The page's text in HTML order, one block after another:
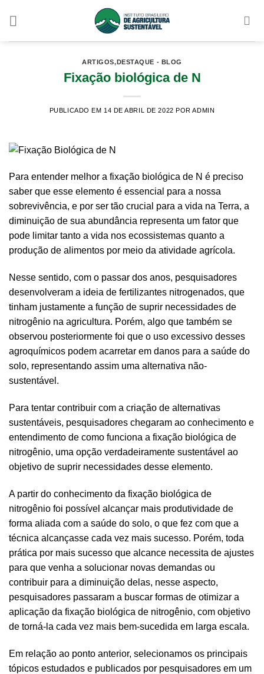
ARTIGOS,DESTAQUE - BLOG
Fixação biológica de N
PUBLICADO EM 14 DE ABRIL DE 2022 POR ADMIN
Para entender melhor a fixação biológica de N é preciso
saber que esse elemento é essencial para a nossa
sobrevivência, e por ser tão crucial para a vida na Terra, a
diminuição de sua abundância representa um fator que
pode limitar tanto a vida nos ecossistemas quanto a
produção de alimentos por meio da atividade agrícola.
Nesse sentido, com o passar dos anos, pesquisadores
desenvolveram a ideia de fertilizantes nitrogenados, que
tinham justamente a função de suprir necessidades de
nitrogênio na agricultura. Porém, algo que também se
observou posteriormente foi que o uso excessivo desses
agroquímicos podem acarretar em danos para a saúde do
solo, representando assim uma alternativa não-
sustentável.
Para tentar contribuir com a criação de alternativas
sustentáveis, pesquisadores chegaram ao conhecimento e
entendimento de como funciona a fixação biológica de
nitrogênio, uma opção verdadeiramente sustentável ao
objetivo de suprir necessidades desse elemento.
A partir do conhecimento da fixação biológica de
nitrogênio foi possível alcançar mais produtividade de
forma aliada com a saúde do solo, o que fez com que a
técnica alcançasse cada vez mais sucesso. Porém, toda
prática por mais sucesso que alcance necessita de ajustes
para que venha a solucionar novas demandas ou
contribuir para a diminuição delas, nesse aspecto,
pesquisadores passaram a buscar formas de otimizar a
aplicação da fixação biológica de nitrogênio, com objetivo
de torná-la cada vez mais bem-sucedida em larga escala.
Em relação ao ponto anterior, selecionamos os principais
tópicos estudados e publicados por pesquisadores em um